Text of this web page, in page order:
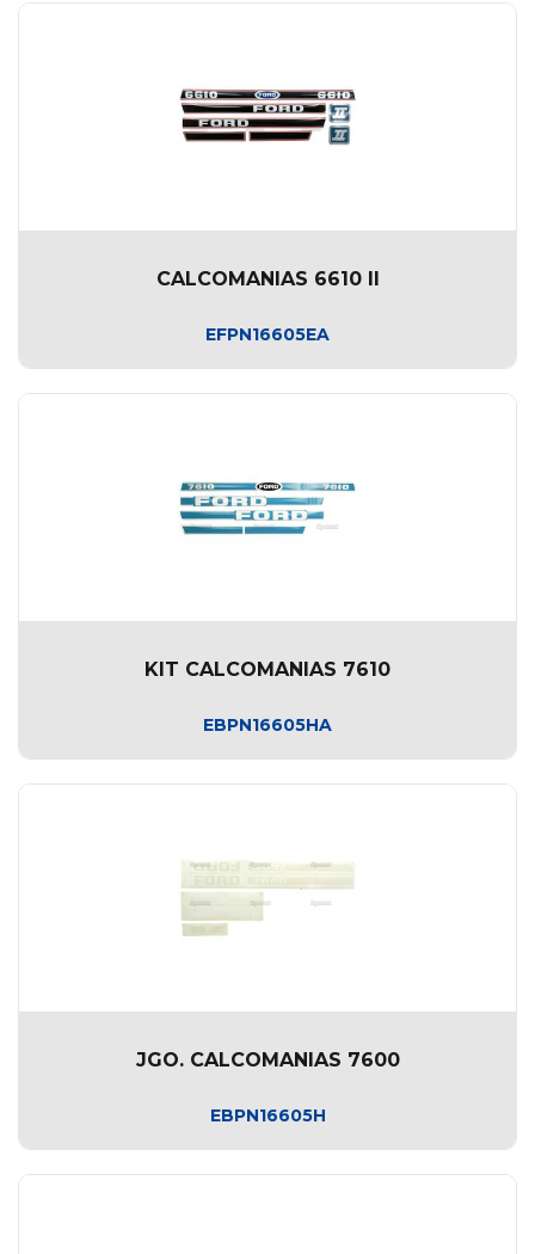
CALCOMANIAS 6610 II
EFPN16605EA
KIT CALCOMANIAS 7610
EBPN16605HA
JGO. CALCOMANIAS 7600
EBPN16605H